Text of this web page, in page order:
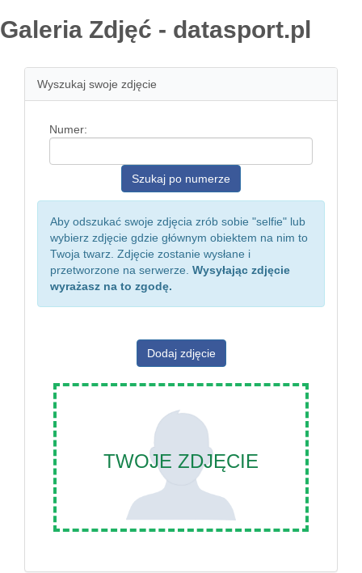
Galeria Zdjęć - datasport.pl
Wyszukaj swoje zdjęcie
Numer:
Aby odszukać swoje zdjęcia zrób sobie "selfie" lub
wybierz zdjęcie gdzie głównym obiektem na nim to
Twoja twarz. Zdjęcie zostanie wysłane i
przetworzone na serwerze. Wysyłając zdjęcie
wyrażasz na to zgodę.
Dodaj zdjęcie
TWOJE ZDJĘCIE